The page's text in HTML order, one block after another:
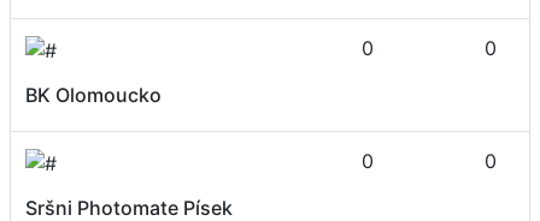
BK Olomoucko
0 0
Sršni Photomate Písek
0 0